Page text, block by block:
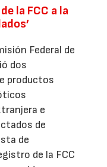
la FCC a la
Federal de
dos
productos
e
de
de
de la FCC